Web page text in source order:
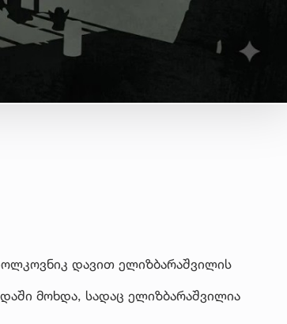
დავით ელიზბარაშვილის
მოხდა, სადაც ელიზბარაშვილია